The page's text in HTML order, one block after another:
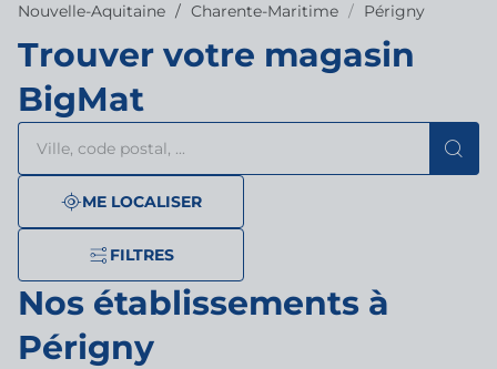
Nouvelle-Aquitaine
Charente-Maritime Périgny
Trouver votre magasin
BigMat
Rechercher
Veuillez
renseigner
adresse
{{count}}
résultat(s)
ME LOCALISER
FILTRES
Nos établissements à
Périgny